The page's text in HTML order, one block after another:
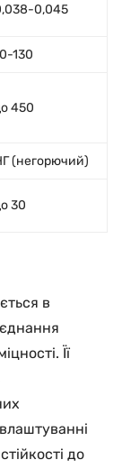
0,045
130
450
(негорючий)
30
в
Її
до